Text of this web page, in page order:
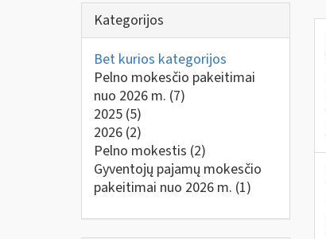
Kategorijos
Bet kurios kategorijos
Pelno mokesčio pakeitimai
nuo 2026 m. (7)
2025 (5)
2026 (2)
Pelno mokestis (2)
Gyventojų pajamų mokesčio
pakeitimai nuo 2026 m. (1)